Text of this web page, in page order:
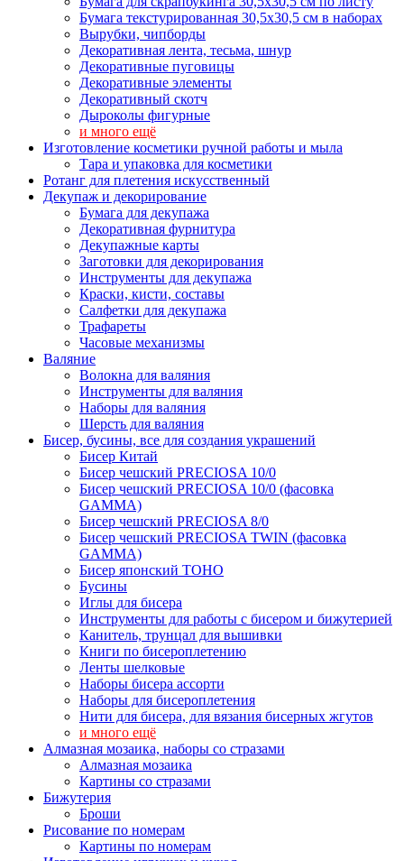
Бумага текстурированная 30,5х30,5 см в наборах
Вырубки, чипборды
Декоративная лента, тесьма, шнур
Декоративные пуговицы
Декоративные элементы
Декоративный скотч
Дыроколы фигурные
и много ещё
Изготовление косметики ручной работы и мыла
Тара и упаковка для косметики
Ротанг для плетения искусственный
Декупаж и декорирование
Бумага для декупажа
Декоративная фурнитура
Декупажные карты
Заготовки для декорирования
Инструменты для декупажа
Краски, кисти, составы
Салфетки для декупажа
Трафареты
Часовые механизмы
Валяние
Волокна для валяния
Инструменты для валяния
Наборы для валяния
Шерсть для валяния
Бисер, бусины, все для создания украшений
Бисер Китай
Бисер чешский PRECIOSA 10/0
Бисер чешский PRECIOSA 10/0 (фасовка
GAMMA)
Бисер чешский PRECIOSA 8/0
Бисер чешский PRECIOSA TWIN (фасовка
GAMMA)
Бисер японский TOHO
Бусины
Иглы для бисера
Инструменты для работы с бисером и бижутерией
Канитель, трунцал для вышивки
Книги по бисероплетению
Ленты шелковые
Наборы бисера ассорти
Наборы для бисероплетения
Нити для бисера, для вязания бисерных жгутов
и много ещё
Алмазная мозаика, наборы со стразами
Алмазная мозаика
Картины co стразами
Бижутерия
Броши
Рисование по номерам
Картины по номерам